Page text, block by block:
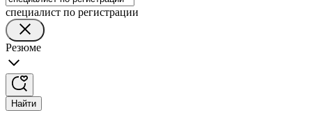
специалист по регистрации
Резюме
Найти